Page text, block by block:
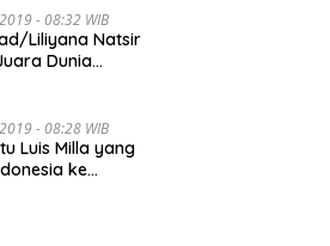
- 08:32 WIB
Liliyana Natsir
Dunia
- 08:28 WIB
Luis Milla yang
ke